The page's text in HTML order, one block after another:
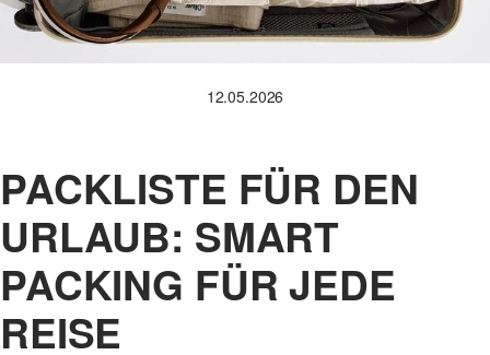
12.05.2026
PACKLISTE FÜR DEN
URLAUB: SMART
PACKING FÜR JEDE
REISE